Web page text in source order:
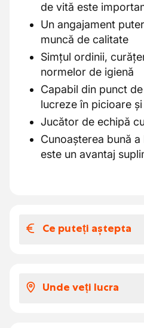
de vită este
Un angajament
muncă de calitate
Simțul ordinii,
normelor de igienă
Capabil din punct
lucreze în picioare
Jucător de echipă
Cunoașterea bună
este un avantaj
Ce puteți aștepta
în funcție de
Unde veți lucra